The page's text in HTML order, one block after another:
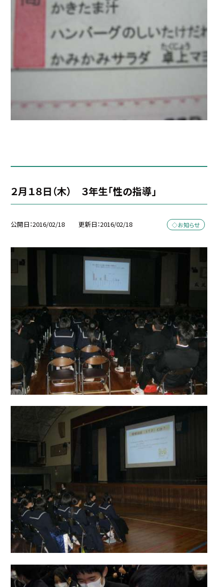
２月１８日（木） ３年生「性の指導」
公開日 2016/02/18 更新日 2016/02/18 ◇お知らせ